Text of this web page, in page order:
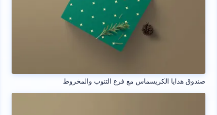
صندوق هدايا الكريسماس مع فرع التنوب والمخروط